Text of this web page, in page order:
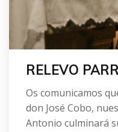
RELEVO
Os comunicamos
don José Cobo,
Antonio culminará